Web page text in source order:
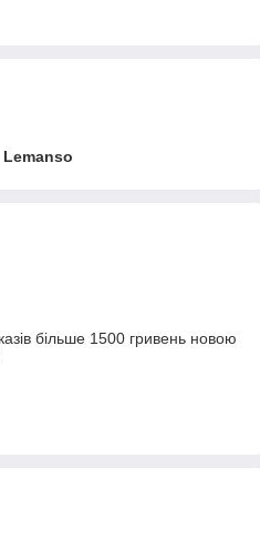
Lemanso
більше 1500 гривень новою